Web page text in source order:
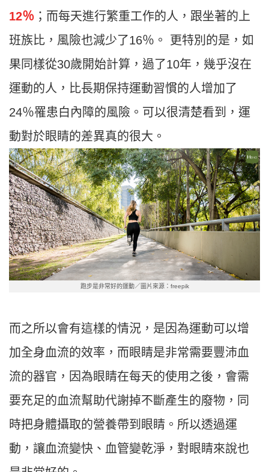
12％ ；而每天進行繁重工作的人，跟坐著的上
班族比，風險也減少了16％。 更特別的是，如
果同樣從30歲開始計算，過了10年，幾乎沒在
運動的人，比長期保持運動習慣的人增加了
24％罹患白內障的風險。可以很清楚看到，運
動對於眼睛的差異真的很大。
跑步是非常好的運動／圖片來源：freepik
而之所以會有這樣的情況，是因為運動可以增
加全身血流的效率，而眼睛是非常需要豐沛血
流的器官，因為眼睛在每天的使用之後，會需
要充足的血流幫助代謝掉不斷產生的廢物，同
時把身體攝取的營養帶到眼睛。所以透過運
動，讓血流變快、血管變乾淨，對眼睛來說也